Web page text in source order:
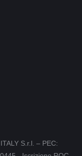
S.r.l. – PEC: